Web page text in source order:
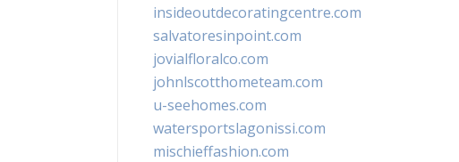
insideoutdecoratingcentre.com
salvatoresinpoint.com
jovialfloralco.com
johnlscotthometeam.com
u-seehomes.com
watersportslagonissi.com
mischieffashion.com